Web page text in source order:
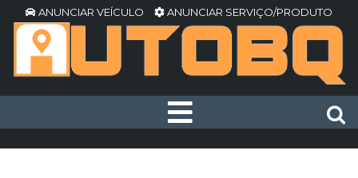
ANUNCIAR VEÍCULO ANUNCIAR SERVIÇO/PRODUTO